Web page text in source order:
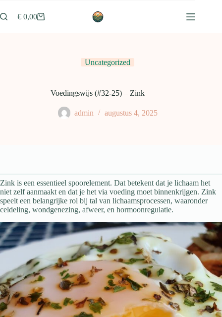
naar
de
Winkelwagen
€ 0,00
Uncategorized
Voedingswijs (#32-25) – Zink
admin augustus 4, 2025
Zink is een essentieel spoorelement. Dat betekent dat je lichaam het
niet zelf aanmaakt en dat je het via voeding moet binnenkrijgen. Zink
speelt een belangrijke rol bij tal van lichaamsprocessen, waaronder
celdeling, wondgenezing, afweer, en hormoonregulatie.